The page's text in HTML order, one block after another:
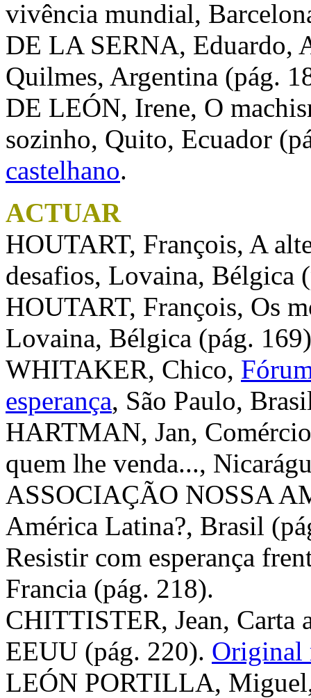
vivência mundial,
DE LA SERNA, Eduardo,
Quilmes, Argentina (pág.
DE LEÓN, Irene, O
sozinho, Quito, Ecuador
castelhano.
ACTUAR
HOUTART, François, A
desafios, Lovaina, Bélgica
HOUTART, François, Os
Lovaina, Bélgica (pág.
WHITAKER, Chico,
esperança, São Paulo,
HARTMAN, Jan,
quem lhe venda...,
ASSOCIAÇÃO NOSSA
América Latina?, Brasil
Resistir com esperança
Francia (pág. 218).
CHITTISTER, Jean, Carta
EEUU (pág. 220). Original
LEÓN PORTILLA, Miguel,